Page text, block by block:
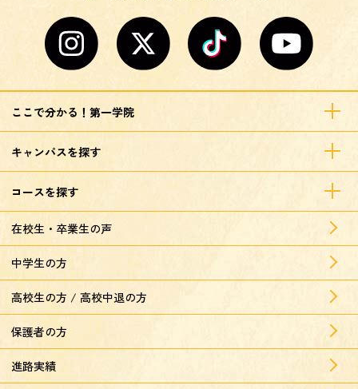
ここで分かる！第一学院
キャンパスを探す
コースを探す
在校生・卒業生の声
中学生の方
高校生の方 / 高校中退の方
保護者の方
進路実績